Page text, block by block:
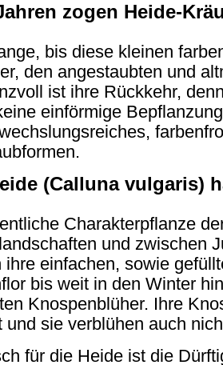
zogen Heide-
bis diese kleinen
den angestaubten und
ist ihre Rückkehr,
einförmige
(Calluna vulgaris)
Charakterpflanze
und zwischen
ihre einfachen, sowie
bis weit in den Winter
Knospenblüher. Ihre
und sie verblühen auch
für die Heide ist die